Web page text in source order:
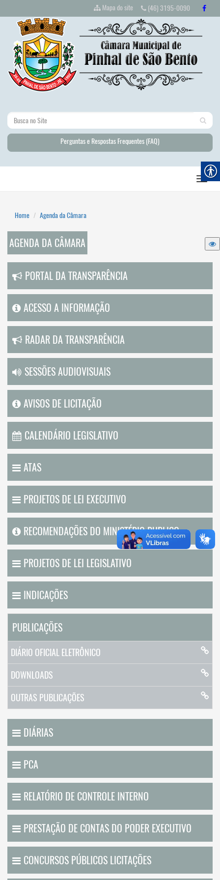
Mapa do site (46) 3195-0090
Perguntas e Respostas Frequentes (FAQ)
Home Agenda da Câmara
AGENDA DA CÂMARA
PORTAL DA TRANSPARÊNCIA
ACESSO A INFORMAÇÃO
RADAR DA TRANSPARÊNCIA
SESSÕES AUDIOVISUAIS
AVISOS DE LICITAÇÃO
CALENDÁRIO LEGISLATIVO
ATAS
PROJETOS DE LEI EXECUTIVO
RECOMENDAÇÕES DO MINISTÉRIO PUBLICO
PROJETOS DE LEI LEGISLATIVO
INDICAÇÕES
PUBLICAÇÕES
DIÁRIO OFICIAL ELETRÔNICO
DOWNLOADS
OUTRAS PUBLICAÇÕES
DIÁRIAS
PCA
RELATÓRIO DE CONTROLE INTERNO
PRESTAÇÃO DE CONTAS DO PODER EXECUTIVO
CONCURSOS PÚBLICOS LICITAÇÕES